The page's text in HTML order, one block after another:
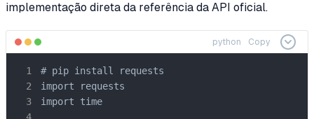
implementação direta da referência da API oficial.
python Copy
# pip install requests
import requests
import time